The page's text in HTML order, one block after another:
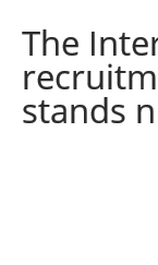
The
stands